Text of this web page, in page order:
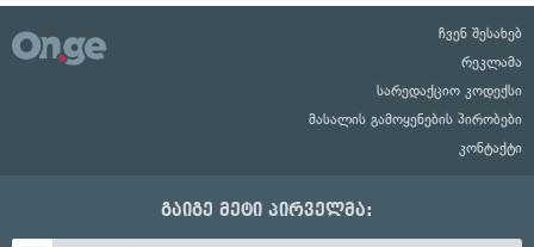
ჩვენ შესახებ
რეკლამა
სარედაქციო კოდექსი
მასალის გამოყენების პირობები
კონტაქტი
გაიგე მეტი პირველმა: